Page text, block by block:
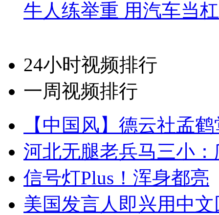
牛人练举重 用汽车当
24小时视频排行
一周视频排行
【中国风】德云社孟
河北无腿老兵马三小
信号灯Plus！浑身都亮
美国发言人即兴用中